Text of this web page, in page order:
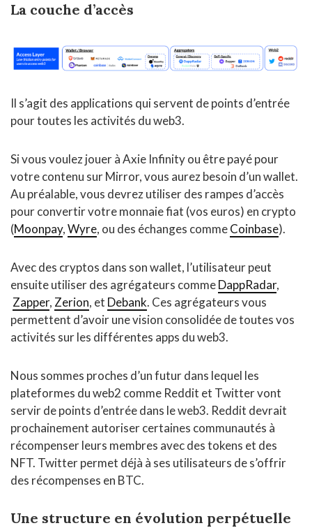
La couche d’accès
Il s’agit des applications qui servent de points d’entrée
pour toutes les activités du web3.
Si vous voulez jouer à Axie Infinity ou être payé pour
votre contenu sur Mirror, vous aurez besoin d’un wallet.
Au préalable, vous devrez utiliser des rampes d’accès
pour convertir votre monnaie fiat (vos euros) en crypto
(Moonpay,Wyre, ou des échanges commeCoinbase).
Avec des cryptos dans son wallet, l’utilisateur peut
ensuite utiliser des agrégateurs commeDappRadar,
Zapper, Zerion, et Debank. Ces agrégateurs vous
permettent d’avoir une vision consolidée de toutes vos
activités sur les différentes apps du web3.
Nous sommes proches d’un futur dans lequel les
plateformes du web2 comme Reddit et Twitter vont
servir de points d’entrée dans le web3. Reddit devrait
prochainement autoriser certaines communautés à
récompenser leurs membres avec des tokens et des
NFT. Twitter permet déjà à ses utilisateurs de s’offrir
des récompenses en BTC.
Une structure en évolution perpétuelle